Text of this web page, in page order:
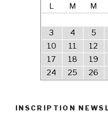
L M M
3
4 5
10
11 12
17
18 19
24
25 26
INSCRIPTION